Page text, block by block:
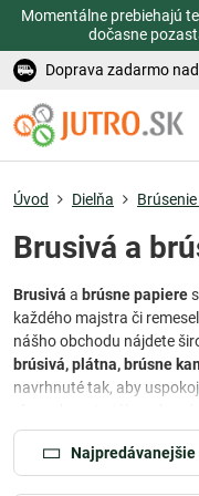
Momentálne prebiehajú
dočasne
Doprava zadarmo
Úvod Dielňa
Brusivá a
Brusivá a brúsne papiere
každého majstra či
nášho obchodu nájdete
brúsivá, plátna, brúsne
navrhnuté tak, aby
Brúsne papierepatria
brúseniea sú
Najpredávanejšie